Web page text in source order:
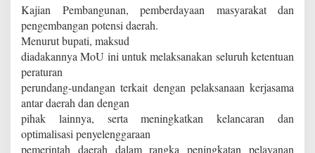
Kajian Pembangunan, pemberdayaan masyarakat dan
pengembangan potensi daerah.
Menurut bupati, maksud
diadakannya MoU ini untuk melaksanakan seluruh ketentuan
peraturan
perundang-undangan terkait dengan pelaksanaan kerjasama
antar daerah dan dengan
pihak lainnya, serta meningkatkan kelancaran dan
optimalisasi penyelenggaraan
pemerintah daerah dalam rangka peningkatan pelayanan